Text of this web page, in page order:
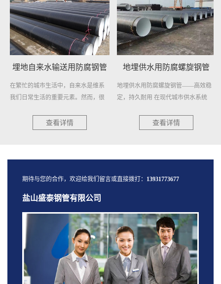
埋地自来水输送用防腐钢管
在繁忙的城市生活中，自来水是维系
我们日常生活的重要元素。然而，很
查看详情
地埋供水用防腐螺旋钢管
地埋供水用防腐螺旋钢管——高效稳
定，持久耐用 在现代城市供水系统
查看详情
期待与您的合作，欢迎给我们留言或直接拨打： 13931773677
盐山盛泰钢管有限公司